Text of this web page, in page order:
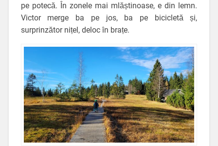
pe potecă. În zonele mai mlăștinoase, e din lemn.
Victor merge ba pe jos, ba pe bicicletă și,
surprinzător nițel, deloc în brațe.